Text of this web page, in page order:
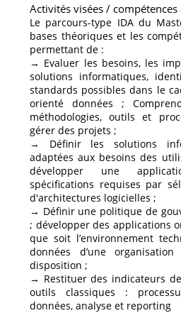
Activités visées / compétences
Le parcours-type IDA du
bases théoriques et les
permettant de :
→ Evaluer les besoins, les
solutions informatiques,
standards possibles dans le
orienté données ;
méthodologies, outils et
gérer des projets ;
→ Définir les solutions
adaptées aux besoins des
développer une
spécifications requises par
d'architectures logicielles ;
→ Définir une politique de
; développer des applications
que soit l’environnement
données d’une
disposition ;
→ Restituer des indicateurs
outils classiques :
données, analyse et reporting